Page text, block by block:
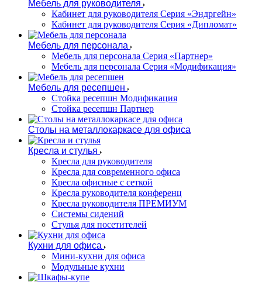
Мебель для руководителя
Кабинет для руководителя Серия «Эндргейн»
Кабинет для руководителя Серия «Дипломат»
Мебель для персонала
Мебель для персонала Серия «Партнер»
Мебель для персонала Серия «Модификация»
Мебель для ресепшен
Стойка ресепшн Модификация
Стойка ресепшн Партнер
Столы на металлокаркасе для офиса
Кресла и стулья
Кресла для руководителя
Кресла для современного офиса
Кресла офисные с сеткой
Кресла руководителя конференц
Кресла руководителя ПРЕМИУМ
Системы сидений
Стулья для посетителей
Кухни для офиса
Мини-кухни для офиса
Модульные кухни